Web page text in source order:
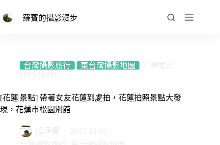
至
羅賓的攝影漫步
台灣攝影旅行 東台灣攝影地圖
[花蓮|景點] 帶著女友花蓮到處拍，花蓮拍照景點大發
現，花蓮市松園別館